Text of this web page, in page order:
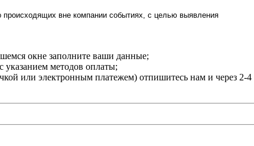
окне заполните ваши данные;
методов оплаты;
или электронным платежем) отпишитесь нам и через 2-4